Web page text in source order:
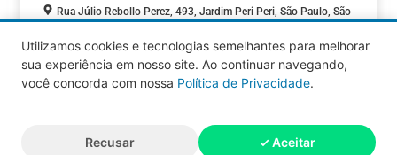
Rua Júlio Rebollo Perez, 493, Jardim Peri Peri, São Paulo, São
COMÉRCIOS
reservados.
Utilizamos cookies e tecnologias semelhantes para melhorar
sua experiência em nosso site. Ao continuar navegando,
você concorda com nossa Política de Privacidade.
Recusar ✓ Aceitar